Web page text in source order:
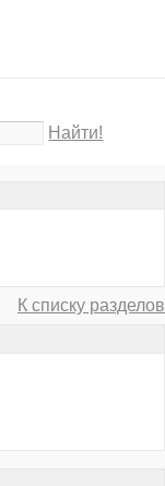
Найти!
К списку разделов